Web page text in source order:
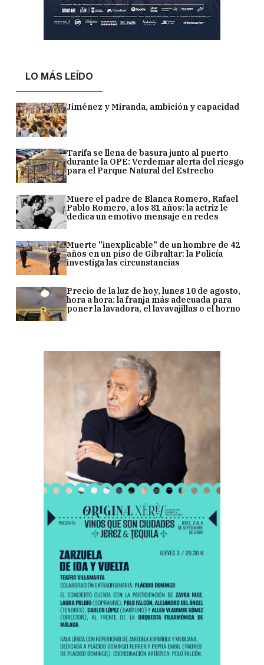
LO MÁS LEÍDO
Jiménez y Miranda, ambición y capacidad
Tarifa se llena de basura junto al puerto
durante la OPE: Verdemar alerta del riesgo
para el Parque Natural del Estrecho
Muere el padre de Blanca Romero, Rafael
Pablo Romero, a los 81 años: la actriz le
dedica un emotivo mensaje en redes
Muerte "inexplicable" de un hombre de 42
años en un piso de Gibraltar: la Policía
investiga las circunstancias
Precio de la luz de hoy, lunes 10 de agosto,
hora a hora: la franja más adecuada para
poner la lavadora, el lavavajillas o el horno